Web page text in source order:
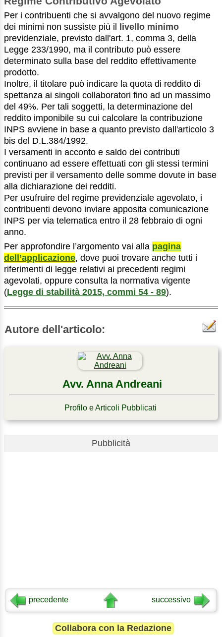
Per i contribuenti che si avvalgono del nuovo regime
dei minimi non sussiste più il
livello minimo
previdenziale, previsto dall'art. 1, comma 3, della
Legge 233/1990, ma il contributo può essere
determinato sulla base del reddito effettivamente
prodotto.
Inoltre, il titolare può indicare la quota di reddito di
spettanza ai singoli collaboratori fino ad un massimo
del 49%. Per tali soggetti, la determinazione del
reddito imponibile su cui calcolare la contribuzione
INPS avviene in base a quanto previsto dall'articolo 3
bis del D.L.384/1992.
I versamenti in acconto e saldo dei contributi
continuano ad essere effettuati con gli stessi termini
previsti per il versamento delle somme dovute in base
alla dichiarazione dei redditi.
Per usufruire del regime previdenziale agevolato, i
contribuenti devono inviare apposita comunicazione
INPS per via telematica entro il 28 febbraio di ogni
anno.
Per approfondire l’argomento vai alla pagina
dell’applicazione, dove puoi trovare anche tutti i
riferimenti di legge relativi ai precedenti regimi
agevolati, oppure consulta la normativa vigente
(Legge di stabilità 2015, commi 54 - 89).
Autore dell'articolo:
Avv. Anna Andreani
Profilo e Articoli Pubblicati
Pubblicità
precedente successivo
Collabora con la Redazione